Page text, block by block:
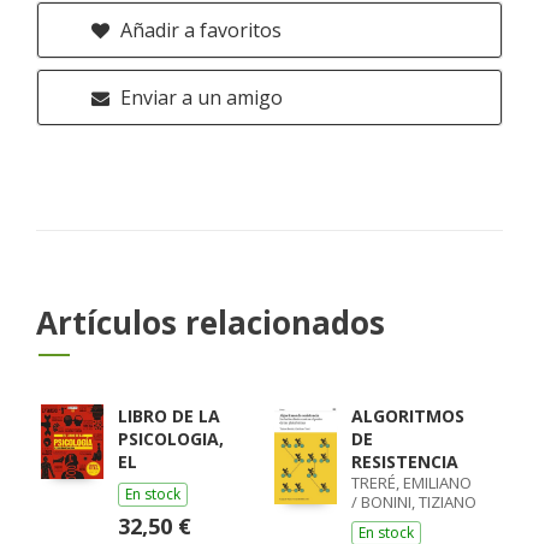
Añadir a favoritos
Enviar a un amigo
Artículos relacionados
LIBRO DE LA
PSICOLOGIA,
EL
En stock
32,50 €
ALGORITMOS
DE
RESISTENCIA
TRERÉ, EMILIANO
/ BONINI, TIZIANO
En stock